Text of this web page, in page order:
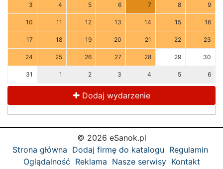
3 4 5 6 7 8 9
10 11 12 13 14 15 16
17 18 19 20 21 22 23
24 25 26 27 28 29 30
31 1 2 3 4 5 6
Dodaj wydarzenie
© 2026 eSanok.pl
Strona główna Dodaj firmę do katalogu Regulamin
Oglądalność Reklama Nasze serwisy Kontakt